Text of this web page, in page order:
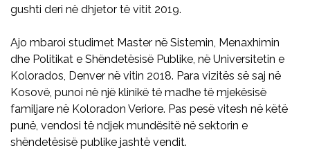
gushti deri në dhjetor të vitit 2019.
Ajo mbaroi studimet Master në Sistemin, Menaxhimin
dhe Politikat e Shëndetësisë Publike, në Universitetin e
Kolorados, Denver në vitin 2018. Para vizitës së saj në
Kosovë, punoi në një klinikë të madhe të mjekësisë
familjare në Koloradon Veriore. Pas pesë vitesh në këtë
punë, vendosi të ndjek mundësitë në sektorin e
shëndetësisë publike jashtë vendit.